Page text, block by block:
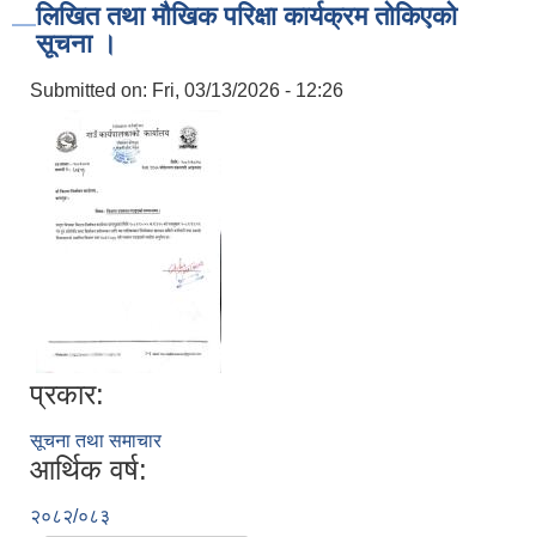
लिखित तथा मौखिक परिक्षा कार्यक्रम तोकिएको
सूचना ।
Submitted on: Fri, 03/13/2026 - 12:26
प्रकार:
सूचना तथा समाचार
आर्थिक वर्ष:
२०८२/०८३